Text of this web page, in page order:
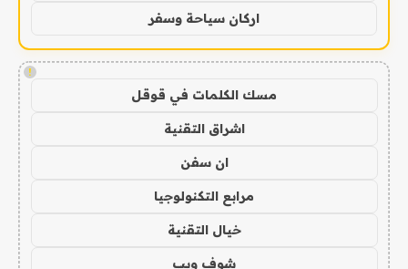
اركان سياحة وسفر
!
مسك الكلمات في قوقل
اشراق التقنية
ان سفن
مرابع التكنولوجيا
خيال التقنية
شوف ويب